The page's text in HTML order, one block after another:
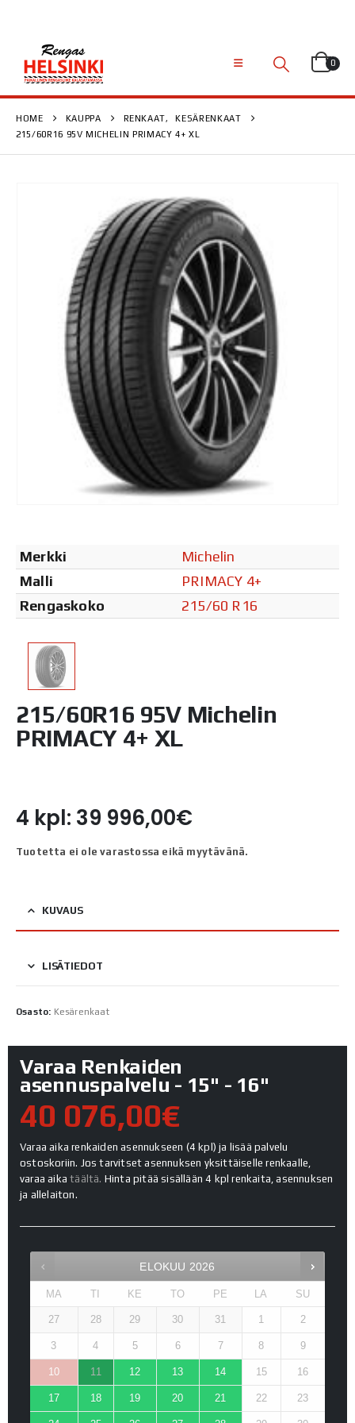
0
HOME KAUPPA RENKAAT,
KESÄRENKAAT
215/60R16 95V MICHELIN PRIMACY 4+ XL
Merkki
Michelin
Malli
PRIMACY 4+
Rengaskoko
215/60 R16
215/60R16 95V Michelin
PRIMACY 4+ XL
4 kpl: 39 996,00€
Tuotetta ei ole varastossa eikä myytävänä.
KUVAUS
LISÄTIEDOT
Osasto: Kesärenkaat
Varaa Renkaiden
asennuspalvelu - 15" - 16"
40 076,00€
Varaa aika renkaiden asennukseen (4 kpl) ja lisää palvelu
ostoskoriin. Jos tarvitset asennuksen yksittäiselle renkaalle,
varaa aikatäältä. Hinta pitää sisällään 4 kpl renkaita, asennuksen
ja allelaiton.
ELOKUU 2026
MA TI KE TO PE LA SU
27 28 29 30 31 1 2
3 4 5 6 7 8 9
10 11 12 13 14 15 16
17 18 19 20 21 22 23